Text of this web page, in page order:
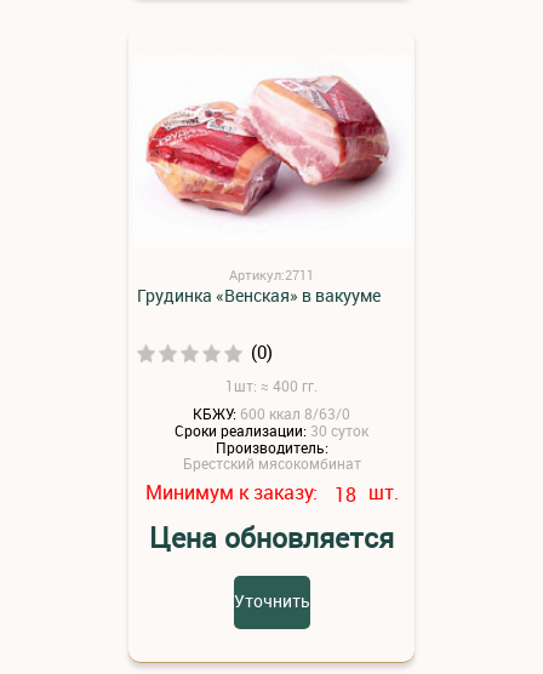
Артикул:2711
Грудинка «Венская» в вакууме
(0)
1шт: ≈ 400 гг.
КБЖУ: 600 ккал 8/63/0
Сроки реализации: 30 суток
Производитель:
Брестский мясокомбинат
Минимум к заказу: 18 шт.
Цена обновляется
Уточнить